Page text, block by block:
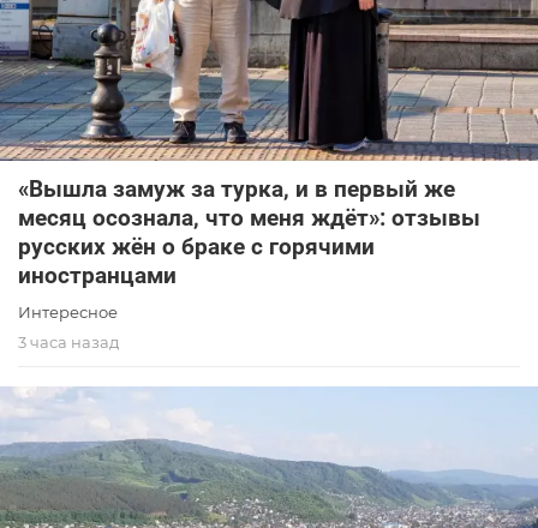
«Вышла замуж за турка, и в первый же
месяц осознала, что меня ждёт»: отзывы
русских жён о браке с горячими
иностранцами
Интересное
3 часа назад